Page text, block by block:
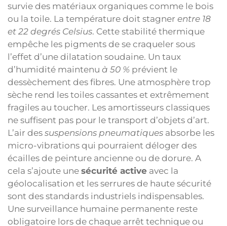
survie des matériaux organiques comme le bois
ou la toile. La température doit stagner entre 18
et 22 degrés Celsius. Cette stabilité thermique
empêche les pigments de se craqueler sous
l’effet d’une dilatation soudaine. Un taux
d’humidité maintenu à 50 % prévient le
dessèchement des fibres. Une atmosphère trop
sèche rend les toiles cassantes et extrêmement
fragiles au toucher. Les amortisseurs classiques
ne suffisent pas pour le transport d’objets d’art.
L’air des suspensions pneumatiques absorbe les
micro-vibrations qui pourraient déloger des
écailles de peinture ancienne ou de dorure. A
cela s’ajoute une sécurité active avec la
géolocalisation et les serrures de haute sécurité
sont des standards industriels indispensables.
Une surveillance humaine permanente reste
obligatoire lors de chaque arrêt technique ou